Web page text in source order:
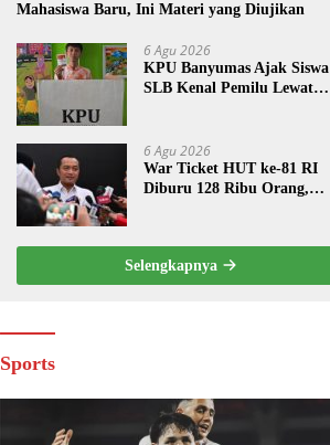
Mahasiswa Baru, Ini Materi yang Diujikan
6 Agu 2026
KPU Banyumas Ajak Siswa
SLB Kenal Pemilu Lewat
6 Agu 2026
War Ticket HUT ke-81 RI
Diburu 128 Ribu Orang,
Selengkapnya
Sports